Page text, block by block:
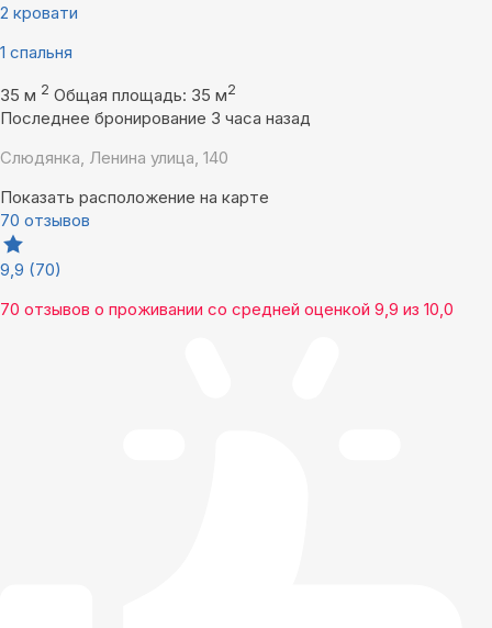
2 кровати
1 спальня
35 м 2 Общая площадь: 35 м2
Последнее бронирование 3 часа назад
Слюдянка, Ленина улица, 140
Показать расположение на карте
70 отзывов
9,9 (70)
70 отзывов о проживании со средней оценкой 9,9 из 10,0